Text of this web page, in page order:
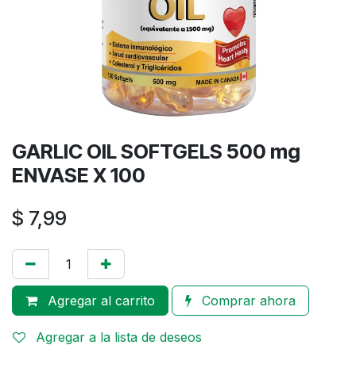
GARLIC OIL SOFTGELS 500 mg
ENVASE X 100
$ 7,99
Agregar al carrito Comprar ahora
Agregar a la lista de deseos